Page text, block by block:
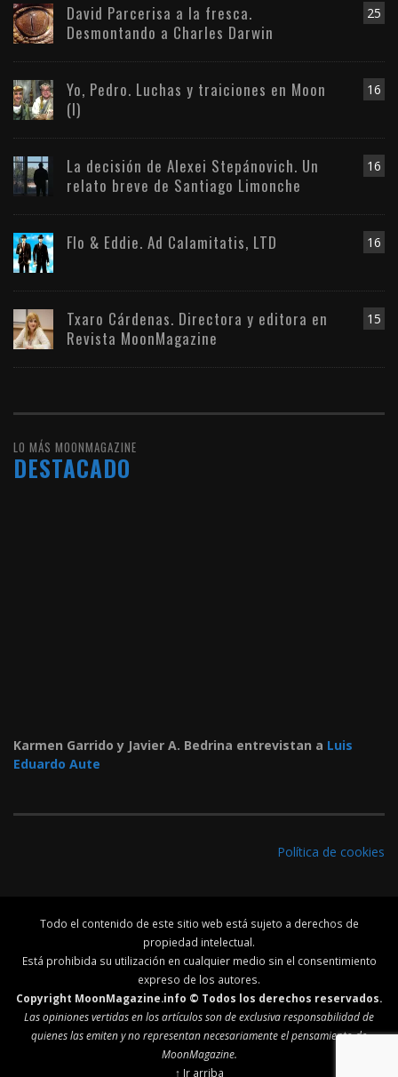
25
David Parcerisa a la fresca.
Desmontando a Charles Darwin
16
Yo, Pedro. Luchas y traiciones en Moon
(I)
16
La decisión de Alexei Stepánovich. Un
relato breve de Santiago Limonche
16
Flo & Eddie. Ad Calamitatis, LTD
15
Txaro Cárdenas. Directora y editora en
Revista MoonMagazine
LO MÁS MOONMAGAZINE
DESTACADO
Karmen Garrido y Javier A. Bedrina entrevistan a Luis
Eduardo Aute
Política de cookies
Todo el contenido de este sitio web está sujeto a derechos de
propiedad intelectual.
Está prohibida su utilización en cualquier medio sin el consentimiento
expreso de los autores.
Copyright MoonMagazine.info © Todos los derechos reservados.
Las opiniones vertidas en los artículos son de exclusiva responsabilidad de
quienes las emiten y no representan necesariamente el pensamiento de
MoonMagazine.
↑ Ir arriba